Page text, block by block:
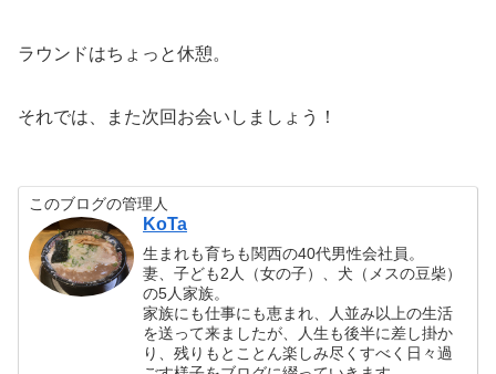
ラウンドはちょっと休憩。
それでは、また次回お会いしましょう！
このブログの管理人
KoTa
生まれも育ちも関西の40代男性会社員。
妻、子ども2人（女の子）、犬（メスの豆柴）
の5人家族。
家族にも仕事にも恵まれ、人並み以上の生活
を送って来ましたが、人生も後半に差し掛か
り、残りもとことん楽しみ尽くすべく日々過